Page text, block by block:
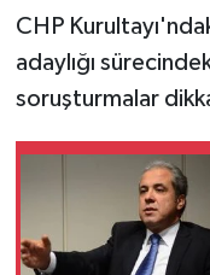
CHP
adaylığı
soruşturmalar
Yurt
2024 Seçim